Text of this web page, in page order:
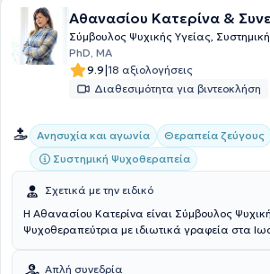
Αθανασίου Κατερίνα &
Σύμβουλος Ψυχικής Υγείας,
PhD, MA
9.9|18 αξιολογήσεις
Διαθεσιμότητα για βιντεοκλήση
Ανησυχία και αγωνία
Θεραπεία ζεύγους
Συστημική Ψυχοθεραπεία
Σχετικά με την ειδικό
H Αθανασίου Κατερίνα είναι Σύμβουλος
Ψυχοθεραπεύτρια με ιδιωτικά γραφεία στα
Κέντρο Συστημικής Θεραπείας και
Απλή συνεδρία